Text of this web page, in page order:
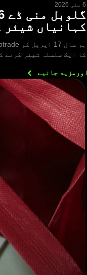
6 مئی 2026
کہانیاں شیئر
کا ایک سلسلہ شیئر کرنے
اورمزید جانیے